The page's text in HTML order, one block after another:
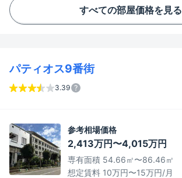
すべての部屋価格を見る
パティオス9番街
3.39
参考相場価格
2,413万円〜4,015万円
専有面積 54.66㎡〜86.46㎡
想定賃料 10万円〜15万円/月